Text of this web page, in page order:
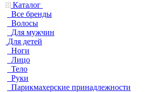
Каталог
Все бренды
Волосы
Для мужчин
Для детей
Ноги
Лицо
Тело
Руки
Парикмахерские принадлежности